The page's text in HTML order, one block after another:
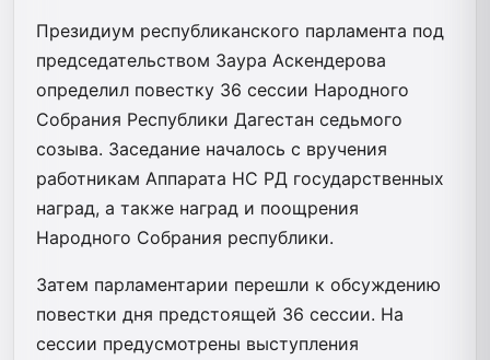
Президиум республиканского парламента под
председательством Заура Аскендерова
определил повестку 36 сессии Народного
Собрания Республики Дагестан седьмого
созыва. Заседание началось с вручения
работникам Аппарата НС РД государственных
наград, а также наград и поощрения
Народного Собрания республики.
Затем парламентарии перешли к обсуждению
повестки дня предстоящей 36 сессии. На
сессии предусмотрены выступления